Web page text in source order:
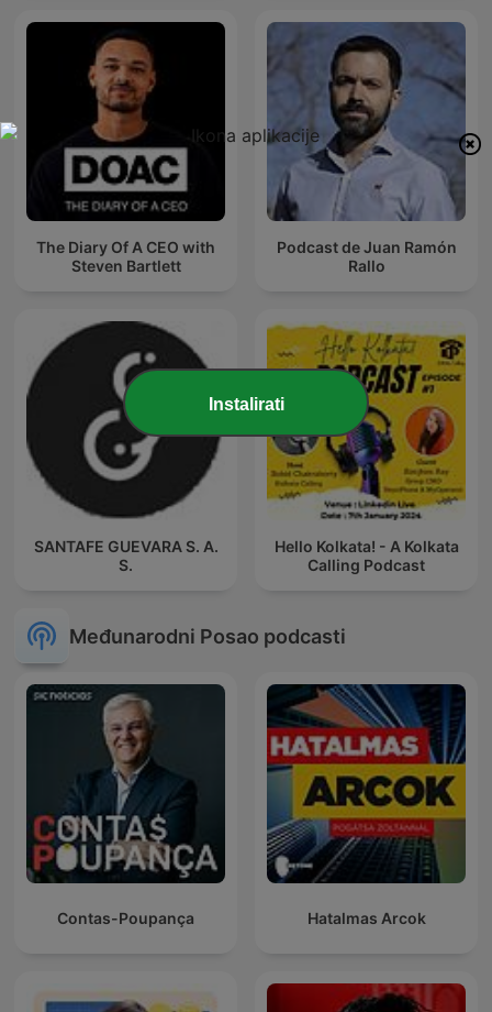
The Diary Of A CEO with
Steven Bartlett
Podcast de Juan Ramón
Rallo
SANTAFE GUEVARA S. A.
S.
Hello Kolkata! - A Kolkata
Calling Podcast
Međunarodni Posao podcasti
Contas-Poupança Hatalmas Arcok
Instalirati